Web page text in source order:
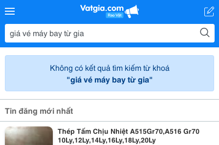
Không có kết quả tìm kiếm từ khoá
"giá vé máy bay từ gia"
Tin đăng mới nhất
Thép Tấm Chịu Nhiệt A515Gr70,A516 Gr70
10Ly,12Ly,14Ly,16Ly,18Ly,20Ly